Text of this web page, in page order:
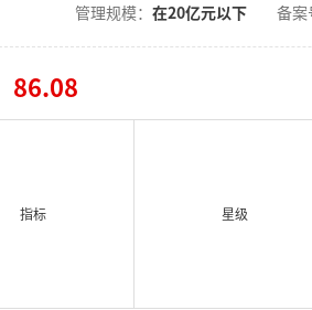
管理规模：在20亿元以下 备案
86.08
指标 星级